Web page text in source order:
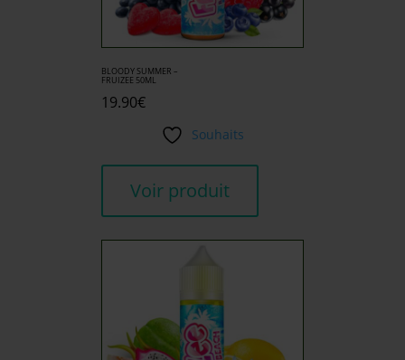
BLOODY SUMMER –
FRUIZEE 50ML
19.90€
Souhaits
Voir produit